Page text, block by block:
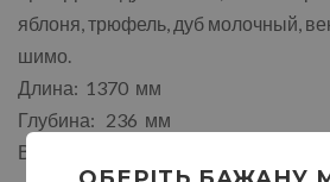
яблоня, трюфель, дуб молочный,
шимо.
Длина: 1370 мм
Глубина: 236 мм
Высота: 374 мм